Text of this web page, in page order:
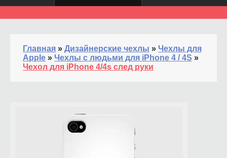
Главная » Дизайнерские чехлы » Чехлы для
Apple » Чехлы с людьми для iPhone 4 / 4S »
Чехол для iPhone 4/4s след руки